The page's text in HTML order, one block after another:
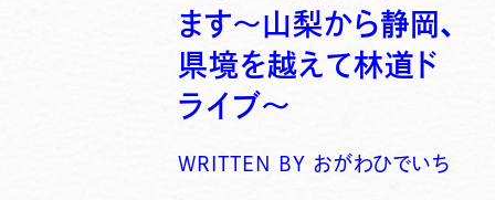
ます〜山梨から静岡、
県境を越えて林道ド
ライブ〜
WRITTEN BY おがわひでいち